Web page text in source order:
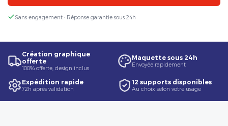
Sans engagement · Réponse garantie sous 24h
Création graphique
offerte
100% offerte, design inclus
Maquette sous 24h
Envoyée rapidement
Expédition rapide
72h après validation
12 supports disponibles
Au choix selon votre usage